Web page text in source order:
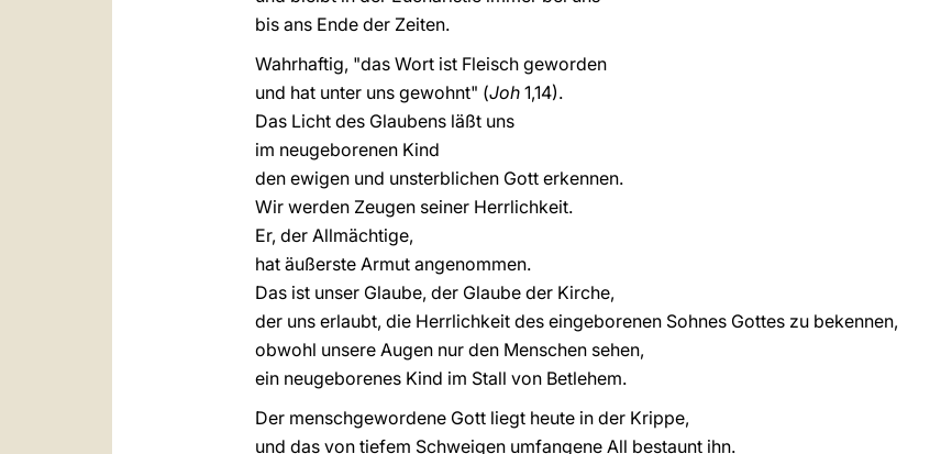
bis ans Ende der Zeiten.
Wahrhaftig, "das Wort ist Fleisch geworden
und hat unter uns gewohnt" (Joh 1,14).
Das Licht des Glaubens läßt uns
im neugeborenen Kind
den ewigen und unsterblichen Gott erkennen.
Wir werden Zeugen seiner Herrlichkeit.
Er, der Allmächtige,
hat äußerste Armut angenommen.
Das ist unser Glaube, der Glaube der Kirche,
der uns erlaubt, die Herrlichkeit des eingeborenen Sohnes Gottes zu bekennen,
obwohl unsere Augen nur den Menschen sehen,
ein neugeborenes Kind im Stall von Betlehem.
Der menschgewordene Gott liegt heute in der Krippe,
und das von tiefem Schweigen umfangene All bestaunt ihn.